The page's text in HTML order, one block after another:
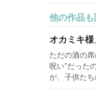
他の作品
オカミキ様
ただの酒の
呪い”だった
が、子供たち